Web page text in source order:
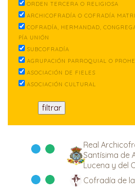
ORDEN TERCERA O RELIGIOSA
ARCHICOFRADÍA O COFRADÍA
COFRADÍA, HERMANDAD,
PÍA UNIÓN
SUBCOFRADÍA
AGRUPACIÓN PARROQUIAL O
ASOCIACIÓN DE FIELES
ASOCIACIÓN CULTURAL
Real
Santísima de
Lucena y del
Cofradía de